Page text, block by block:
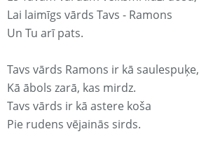
Lai laimīgs vārds Tavs - Ramons
Un Tu arī pats.
Tavs vārds Ramons ir kā saulespuķe,
Kā ābols zarā, kas mirdz.
Tavs vārds ir kā astere koša
Pie rudens vējainās sirds.